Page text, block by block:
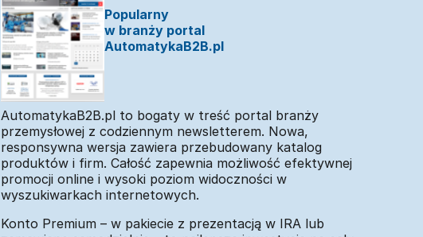
Popularny
w branży portal
AutomatykaB2B.pl
AutomatykaB2B.pl to bogaty w treść portal branży
przemysłowej z codziennym newsletterem. Nowa,
responsywna wersja zawiera przebudowany katalog
produktów i firm. Całość zapewnia możliwość efektywnej
promocji online i wysoki poziom widoczności w
wyszukiwarkach internetowych.
Konto Premium – w pakiecie z prezentacją w IRA lub